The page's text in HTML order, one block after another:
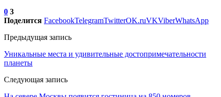
0 3
Поделится FacebookTelegramTwitterOK.ruVKViberWhatsApp
Предыдущая запись
Уникальные места и удивительные достопримечательности
планеты
Следующая запись